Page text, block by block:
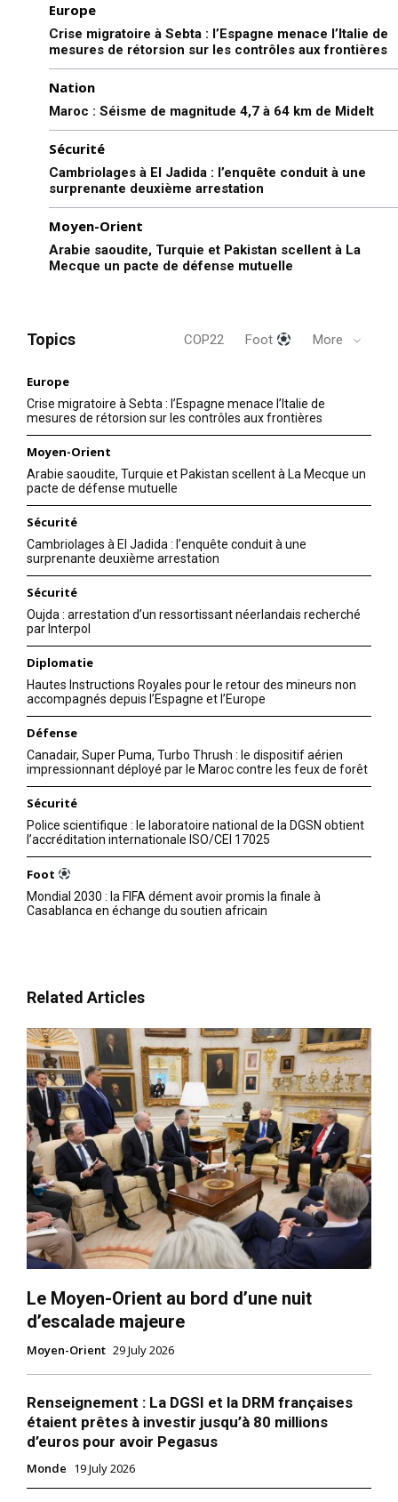
Europe
Crise migratoire à Sebta : l’Espagne menace l’Italie de
mesures de rétorsion sur les contrôles aux frontières
Nation
Maroc : Séisme de magnitude 4,7 à 64 km de Midelt
Sécurité
Cambriolages à El Jadida : l’enquête conduit à une
surprenante deuxième arrestation
Moyen-Orient
Arabie saoudite, Turquie et Pakistan scellent à La
Mecque un pacte de défense mutuelle
Topics COP22 Foot More
Europe
Crise migratoire à Sebta : l’Espagne menace l’Italie de
mesures de rétorsion sur les contrôles aux frontières
Moyen-Orient
Arabie saoudite, Turquie et Pakistan scellent à La Mecque un
pacte de défense mutuelle
Sécurité
Cambriolages à El Jadida : l’enquête conduit à une
surprenante deuxième arrestation
Sécurité
Oujda : arrestation d’un ressortissant néerlandais recherché
par Interpol
Diplomatie
Hautes Instructions Royales pour le retour des mineurs non
accompagnés depuis l’Espagne et l’Europe
Défense
Canadair, Super Puma, Turbo Thrush : le dispositif aérien
impressionnant déployé par le Maroc contre les feux de forêt
Sécurité
Police scientifique : le laboratoire national de la DGSN obtient
l’accréditation internationale ISO/CEI 17025
Foot
Mondial 2030 : la FIFA dément avoir promis la finale à
Casablanca en échange du soutien africain
Related Articles
Le Moyen-Orient au bord d’une nuit
d’escalade majeure
Moyen-Orient 29 July 2026
Renseignement : La DGSI et la DRM françaises
étaient prêtes à investir jusqu’à 80 millions
d’euros pour avoir Pegasus
Monde 19 July 2026